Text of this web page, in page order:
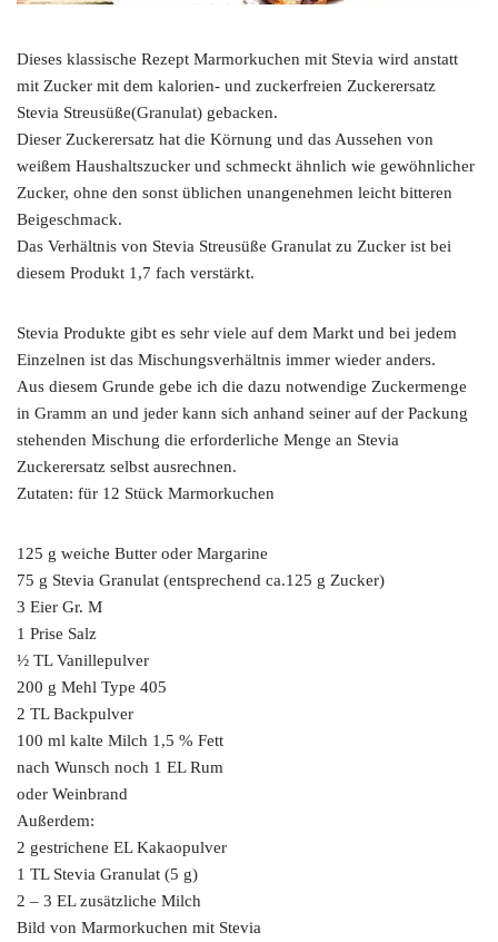
Dieses klassische Rezept Marmorkuchen mit Stevia wird anstatt
mit Zucker mit dem kalorien- und zuckerfreien Zuckerersatz
Stevia Streusüße(Granulat) gebacken.
Dieser Zuckerersatz hat die Körnung und das Aussehen von
weißem Haushaltszucker und schmeckt ähnlich wie gewöhnlicher
Zucker, ohne den sonst üblichen unangenehmen leicht bitteren
Beigeschmack.
Das Verhältnis von Stevia Streusüße Granulat zu Zucker ist bei
diesem Produkt 1,7 fach verstärkt.
Stevia Produkte gibt es sehr viele auf dem Markt und bei jedem
Einzelnen ist das Mischungsverhältnis immer wieder anders.
Aus diesem Grunde gebe ich die dazu notwendige Zuckermenge
in Gramm an und jeder kann sich anhand seiner auf der Packung
stehenden Mischung die erforderliche Menge an Stevia
Zuckerersatz selbst ausrechnen.
Zutaten: für 12 Stück Marmorkuchen
125 g weiche Butter oder Margarine
75 g Stevia Granulat (entsprechend ca.125 g Zucker)
3 Eier Gr. M
1 Prise Salz
½ TL Vanillepulver
200 g Mehl Type 405
2 TL Backpulver
100 ml kalte Milch 1,5 % Fett
nach Wunsch noch 1 EL Rum
oder Weinbrand
Außerdem:
2 gestrichene EL Kakaopulver
1 TL Stevia Granulat (5 g)
2 – 3 EL zusätzliche Milch
Bild von Marmorkuchen mit Stevia